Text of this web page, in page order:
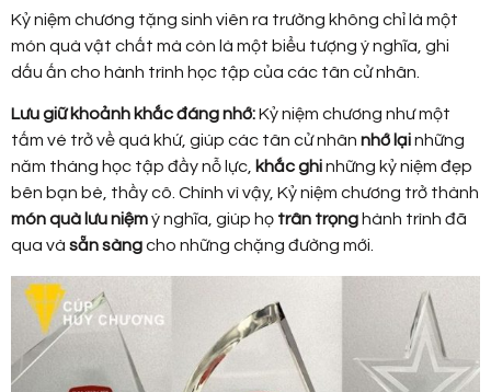
Kỷ niệm chương tặng sinh viên ra trường không chỉ là một
món quà vật chất mà còn là một biểu tượng ý nghĩa, ghi
dấu ấn cho hành trình học tập của các tân cử nhân.
Lưu giữ khoảnh khắc đáng nhớ:Kỷ niệm chương như một
tấm vé trở về quá khứ, giúp các tân cử nhân nhớ lạinhững
năm tháng học tập đầy nỗ lực, khắc ghinhững kỷ niệm đẹp
bên bạn bè, thầy cô. Chính vì vậy, Kỷ niệm chương trở thành
món quà lưu niệmý nghĩa, giúp họ trân trọng hành trình đã
qua và sẵn sàngcho những chặng đường mới.